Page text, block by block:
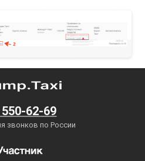
550-62-69
звонков по России